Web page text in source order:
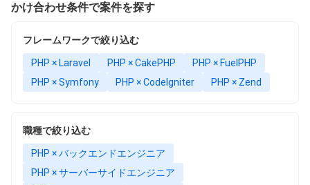
かけ合わせ条件で案件を探す
フレームワークで絞り込む
PHP × Laravel PHP × CakePHP
PHP × FuelPHP
PHP × Symfony
PHP × CodeIgniter PHP × Zend
職種で絞り込む
PHP × バックエンドエンジニア
PHP × サーバーサイドエンジニア